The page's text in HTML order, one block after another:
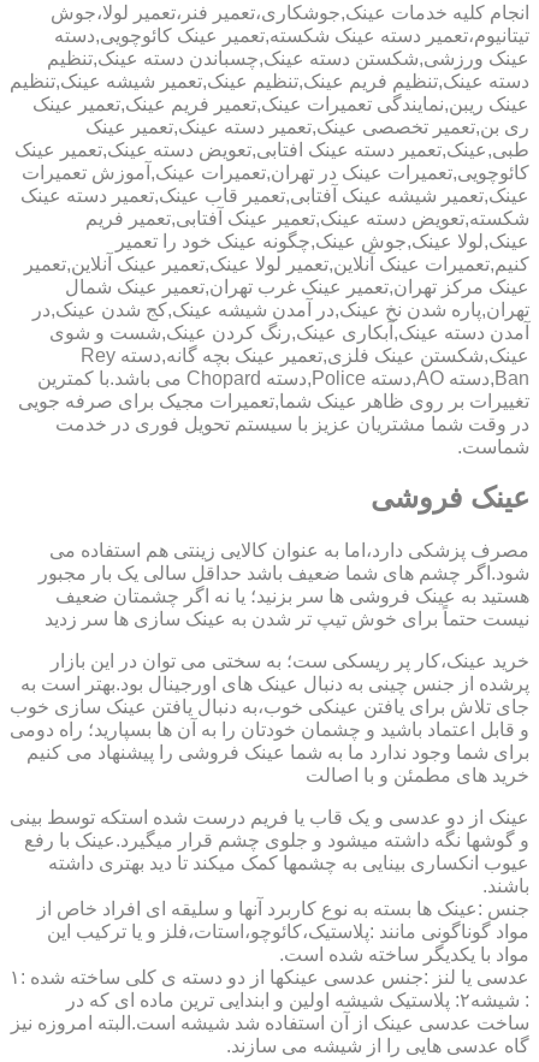
انجام کلیه خدمات عینک,جوشکاری،تعمیر فنر،تعمیر لولا،جوش
تیتانیوم،تعمیر دسته عینک شکسته,تعمیر عینک کائوچویی,دسته
عینک ورزشی,شکستن دسته عینک,چسباندن دسته عینک,تنظیم
دسته عینک,تنظیم فریم عینک,تنظیم عینک,تعمیر شیشه عینک,تنظیم
عینک ریبن,نمایندگی تعمیرات عینک,تعمیر فریم عینک,تعمیر عینک
ری بن,تعمیر تخصصی عینک,تعمیر دسته عینک,تعمیر عینک
طبی,عینک,تعمیر دسته عینک افتابی,تعویض دسته عینک,تعمیر عینک
کائوچویی,تعمیرات عینک در تهران,تعمیرات عینک,آموزش تعمیرات
عینک,تعمیر شیشه عینک آفتابی,تعمیر قاب عینک,تعمیر دسته عینک
شکسته,تعویض دسته عینک,تعمیر عینک آفتابی,تعمیر فریم
عینک,لولا عینک,جوش عینک,چگونه عینک خود را تعمیر
کنیم,تعمیرات عینک آنلاین,تعمیر لولا عینک,تعمیر عینک آنلاین,تعمیر
عینک مرکز تهران,تعمیر عینک غرب تهران,تعمیر عینک شمال
تهران,پاره شدن نخ عینک,در آمدن شیشه عینک,کج شدن عینک,در
آمدن دسته عینک,آبکاری عینک,رنگ کردن عینک,شست و شوی
عینک,شکستن عینک فلزی,تعمیر عینک بچه گانه,دسته Rey
Ban,دسته AO,دسته Police,دسته Chopard می باشد.با کمترین
تغییرات بر روی ظاهر عینک شما,تعمیرات مجیک برای صرفه جویی
در وقت شما مشتریان عزیز با سیستم تحویل فوری در خدمت
شماست.
عینک فروشی
مصرف پزشکی دارد،اما به عنوان کالایی زینتی هم استفاده می
شود.اگر چشم های شما ضعیف باشد حداقل سالی یک بار مجبور
هستید به عینک فروشی ها سر بزنید؛ یا نه اگر چشمتان ضعیف
نیست حتماً برای خوش تیپ تر شدن به عینک سازی ها سر زدید
خرید عینک،کار پر ریسکی ست؛ به سختی می توان در این بازار
پرشده از جنس چینی به دنبال عینک های اورجینال بود.بهتر است به
جای تلاش برای یافتن عینکی خوب،به دنبال یافتن عینک سازی خوب
و قابل اعتماد باشید و چشمان خودتان را به آن ها بسپارید؛ راه دومی
برای شما وجود ندارد ما به شما عینک فروشی را پیشنهاد می کنیم
خرید های مطمئن و با اصالت
عینک از دو عدسی و یک قاب یا فریم درست شده استکه توسط بینی
و گوشها نگه داشته میشود و جلوی چشم قرار میگیرد.عینک با رفع
عیوب انکساری بینایی به چشمها کمک میکند تا دید بهتری داشته
باشند.
جنس :عینک ها بسته به نوع کاربرد آنها و سلیقه ای افراد خاص از
مواد گوناگونی مانند :پلاستیک،کائوچو،استات،فلز و یا ترکیب این
مواد با یکدیگر ساخته شده است.
عدسی یا لنز :جنس عدسی عینکها از دو دسته ی کلی ساخته شده :۱
: شیشه۲: پلاستیک شیشه اولین و ابندایی ترین ماده ای که در
ساخت عدسی عینک از آن استفاده شد شیشه است.البته امروزه نیز
گاه عدسی هایی را از شیشه می سازند.